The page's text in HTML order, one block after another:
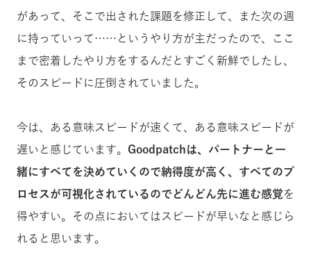
があって、そこで出された課題を修正して、また次の週
に持っていって……というやり方が主だったので、ここ
まで密着したやり方をするんだとすごく新鮮でしたし、
そのスピードに圧倒されていました。
今は、ある意味スピードが速くて、ある意味スピードが
遅いと感じています。 Goodpatchは、パートナーと一
緒にすべてを決めていくので納得度が高く、すべてのプ
ロセスが可視化されているのでどんどん先に進む感覚を
得やすい。その点においてはスピードが早いなと感じら
れると思います。